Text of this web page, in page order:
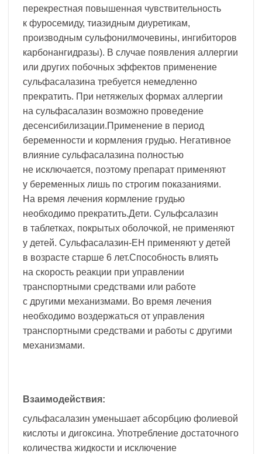
перекрестная повышенная чувствительность
к фуросемиду, тиазидным диуретикам,
производным сульфонилмочевины, ингибиторов
карбонангидразы). В случае появления аллергии
или других побочных эффектов применение
сульфасалазина требуется немедленно
прекратить. При нетяжелых формах аллергии
на сульфасалазин возможно проведение
десенсибилизации.Применение в период
беременности и кормления грудью. Негативное
влияние сульфасалазина полностью
не исключается, поэтому препарат применяют
у беременных лишь по строгим показаниями.
На время лечения кормление грудью
необходимо прекратить.Дети. Сульфсалазин
в таблетках, покрытых оболочкой, не применяют
у детей. Сульфасалазин-ЕН применяют у детей
в возрасте старше 6 лет.Способность влиять
на скорость реакции при управлении
транспортными средствами или работе
с другими механизмами. Во время лечения
необходимо воздержаться от управления
транспортными средствами и работы с другими
механизмами.
Взаимодействия:
сульфасалазин уменьшает абсорбцию фолиевой
кислоты и дигоксина. Употребление достаточного
количества жидкости и исключение